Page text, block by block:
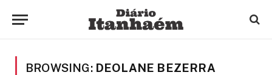
BROWSING: DEOLANE BEZERRA